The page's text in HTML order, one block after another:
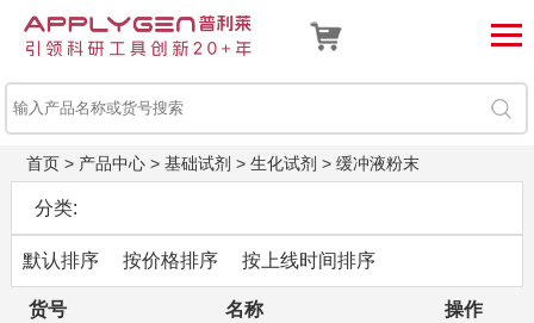
首页> 产品中心> 基础试剂 > 生化试剂 > 缓冲液粉末
分类:
默认排序 按价格排序 按上线时间排序
货号 名称 操作